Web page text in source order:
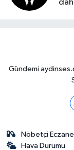
Gündemi
Nöbetçi
Hava Durumu